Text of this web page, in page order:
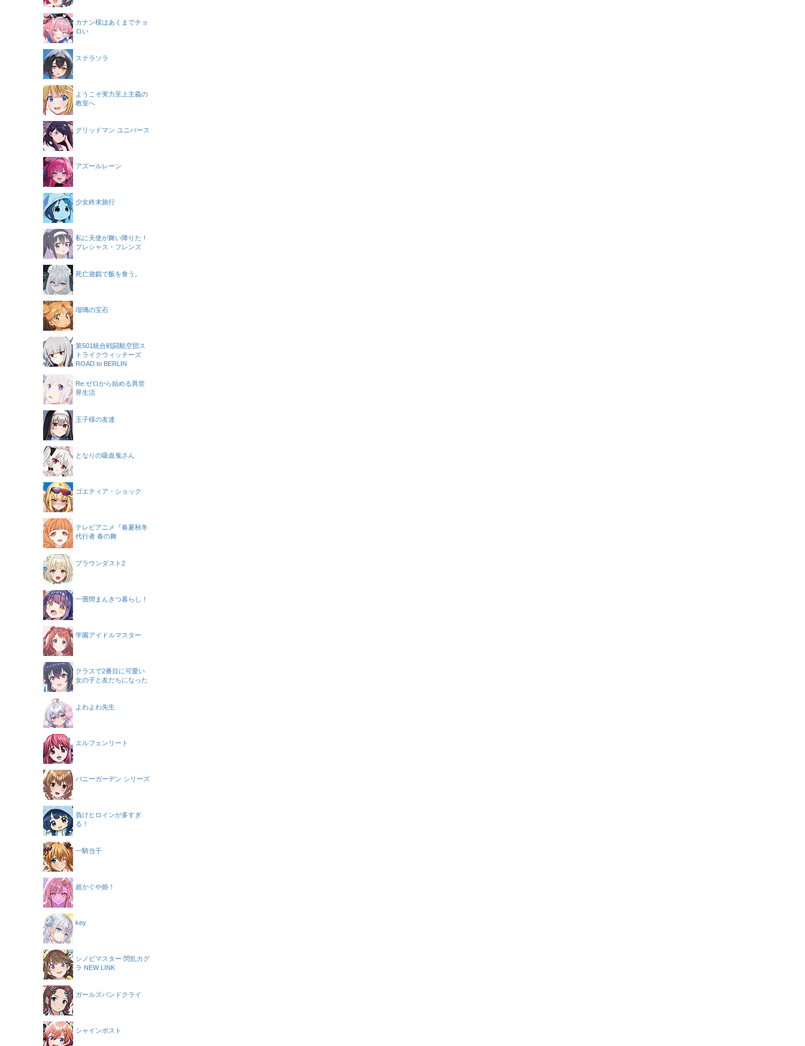
カナン様はあくまでチョ
ロい
ステラソラ
ようこそ実力至上主義の
教室へ
グリッドマン ユニバース
アズールレーン
少女終末旅行
私に天使が舞い降りた！
プレシャス・フレンズ
死亡遊戯で飯を食う。
瑠璃の宝石
第501統合戦闘航空団ス
トライクウィッチーズ
ROAD to BERLIN
Re:ゼロから始める異世
界生活
王子様の友達
となりの吸血鬼さん
ゴエティア・ショック
テレビアニメ『春夏秋冬
代行者 春の舞
ブラウンダスト2
一畳間まんきつ暮らし！
学園アイドルマスター
クラスで2番目に可愛い
女の子と友だちになった
よわよわ先生
エルフェンリート
バニーガーデン シリーズ
負けヒロインが多すぎ
る！
一騎当千
超かぐや姫！
key
シノビマスター 閃乱カグ
ラ NEW LINK
ガールズバンドクライ
シャインポスト